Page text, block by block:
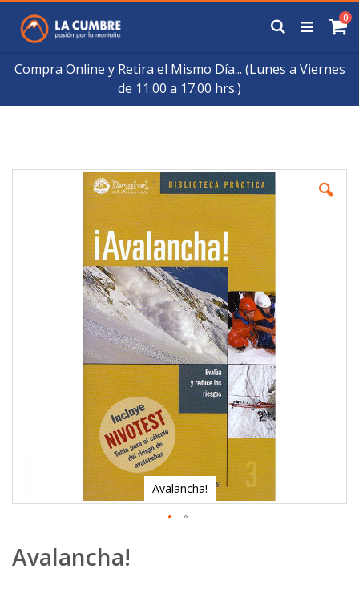
Compra Online y Retira el Mismo Día... (Lunes a Viernes
de 11:00 a 17:00 hrs.)
Contenido
0
Buscar
Avalancha!
to
the
Avalancha!